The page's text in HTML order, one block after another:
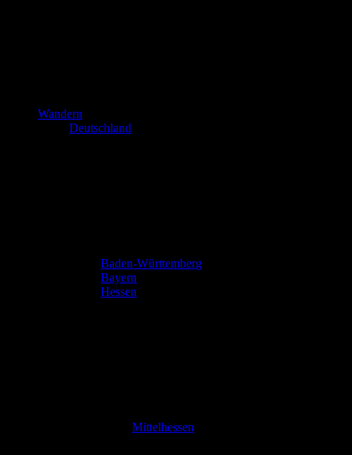
Wandern
Deutschland
Baden-Württemberg
Bayern
Hessen
Mittelhessen